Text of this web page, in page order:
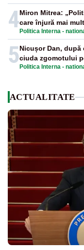
4 Politica Interna -
Miron Mitrea:
care înjură mai
5 Politica Interna -
Nicușor Dan,
ciuda zgomotului
ACTUALITATE